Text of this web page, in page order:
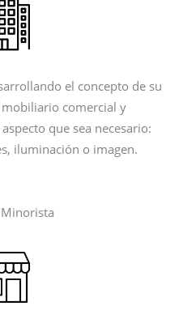
el concepto de su
comercial y
que sea necesario:
iluminación o imagen.